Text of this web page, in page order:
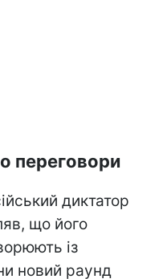
переговори
диктатор
що його
із
новий раунд